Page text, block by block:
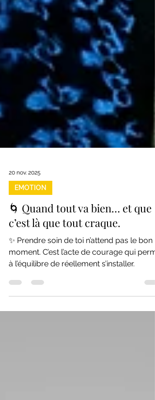
20 nov. 2025
EMOTION
🌀 Quand tout va bien… et que
c’est là que tout craque.
✨ Prendre soin de toi n’attend pas le bon
moment. C’est l’acte de courage qui
à l’équilibre de réellement s’installer.